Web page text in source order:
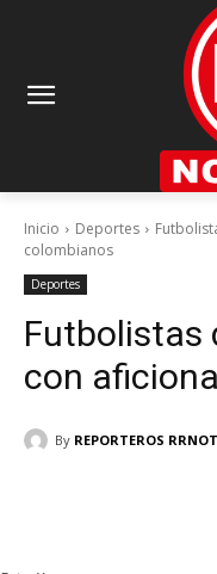
Inicio Deportes
colombianos
Deportes
Futbolistas
con
By REPORTEROS